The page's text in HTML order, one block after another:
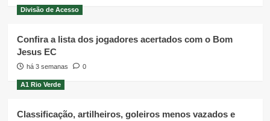
Divisão de Acesso
Confira a lista dos jogadores acertados com o Bom
Jesus EC
há 3 semanas 0
A1 Rio Verde
Classificação, artilheiros, goleiros menos vazados e